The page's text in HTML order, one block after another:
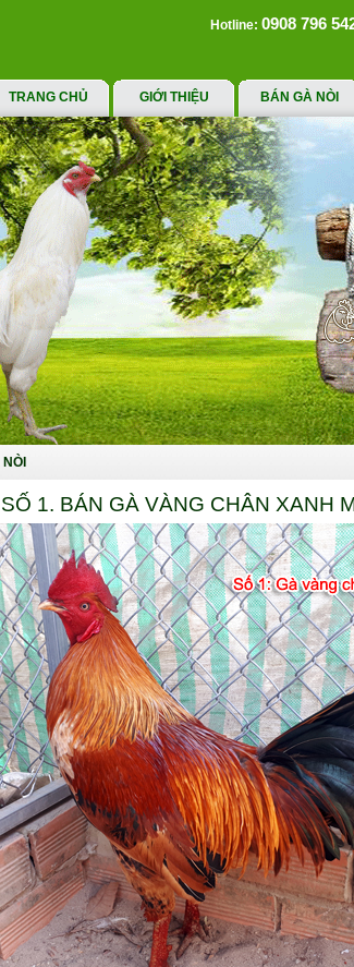
Hotline: 0908 796
TRANG CHỦ GIỚI THIỆU BÁN GÀ NÒI
SỐ 1. BÁN GÀ VÀNG CHÂN XANH